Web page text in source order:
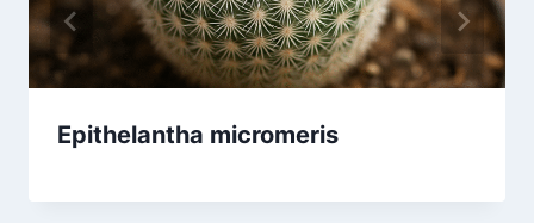
Epithelantha micromeris